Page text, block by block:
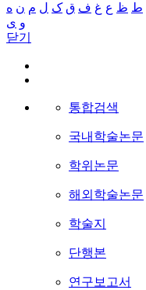
ط ظ ع غ ف ق ک ل م ن ه
و ی
닫기
통합검색
국내학술논문
학위논문
해외학술논문
학술지
단행본
연구보고서